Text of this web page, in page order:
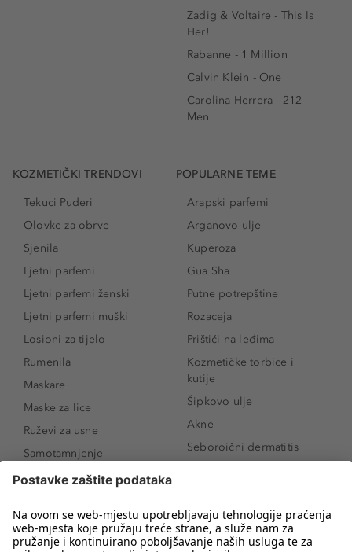
Zadig & Voltaire - This Is
Her!
Rabanne - 1 Million
Calvin Klein - One
Carolina Herrera - 212
Men
KOZMETIČKI TRENDOVI
Tekuci Puderi
Olovke za obrve
Sjenila
Ljetni parfemi
Ljetni parfemi ženski
Ljetni parfemi muški
Losioni za tijelo
Rumenila
Maskare
Maske za lice
Ruževi za usne
Samotamnjenje
Puderi
Proizvodi za obrve
Sunce i zaštita
POPULARNE TEME
Arapski parfemi
Arganovo ulje
Kuperoza
Gua Sha
Putne potrepštine
Rozaceja
Prištići na leđima
Kozmetičke torbice i
kutije
Šipkovo ulje
Akne
Seboroični dermatitis
Novo
Koji mi parfem